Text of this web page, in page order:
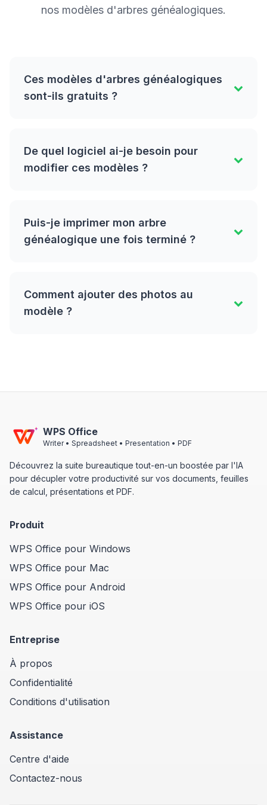
nos modèles d'arbres généalogiques.
Ces modèles d'arbres généalogiques
sont-ils gratuits ?
De quel logiciel ai-je besoin pour
modifier ces modèles ?
Puis-je imprimer mon arbre
généalogique une fois terminé ?
Comment ajouter des photos au
modèle ?
WPS Office
Writer • Spreadsheet • Presentation • PDF
Découvrez la suite bureautique tout-en-un boostée par l'IA
pour décupler votre productivité sur vos documents, feuilles
de calcul, présentations et PDF.
Produit
WPS Office pour Windows
WPS Office pour Mac
WPS Office pour Android
WPS Office pour iOS
Entreprise
À propos
Confidentialité
Conditions d'utilisation
Assistance
Centre d'aide
Contactez-nous